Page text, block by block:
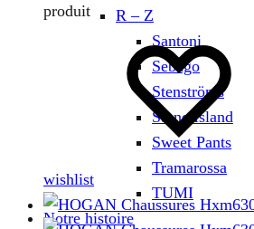
R – Z
Santoni
Sebago
Stenströms
Stone Island
Sweet Pants
Tramarossa
TUMI
Notre histoire
produit
wishlist